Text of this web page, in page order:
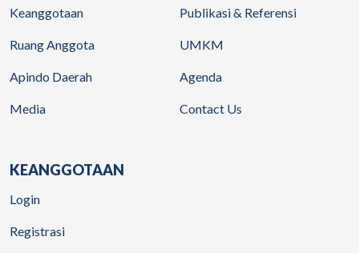
Keanggotaan
Ruang Anggota
Apindo Daerah
Media
Publikasi & Referensi
UMKM
Agenda
Contact Us
KEANGGOTAAN
Login
Registrasi